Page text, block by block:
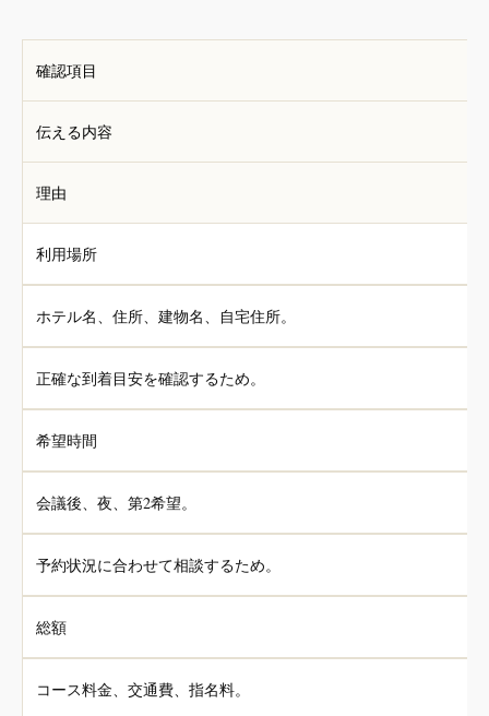
確認項目
伝える内容
理由
利用場所
ホテル名、住所、建物名、自宅住所。
正確な到着目安を確認するため。
希望時間
会議後、夜、第2希望。
予約状況に合わせて相談するため。
総額
コース料金、交通費、指名料。